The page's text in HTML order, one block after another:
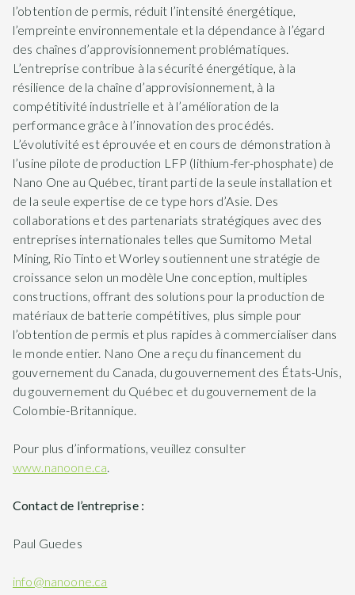
l’obtention de permis, réduit l’intensité énergétique,
l’empreinte environnementale et la dépendance à l’égard
des chaînes d’approvisionnement problématiques.
L’entreprise contribue à la sécurité énergétique, à la
résilience de la chaîne d’approvisionnement, à la
compétitivité industrielle et à l’amélioration de la
performance grâce à l’innovation des procédés.
L’évolutivité est éprouvée et en cours de démonstration à
l’usine pilote de production LFP (lithium-fer-phosphate) de
Nano One au Québec, tirant parti de la seule installation et
de la seule expertise de ce type hors d’Asie. Des
collaborations et des partenariats stratégiques avec des
entreprises internationales telles que Sumitomo Metal
Mining, Rio Tinto et Worley soutiennent une stratégie de
croissance selon un modèle Une conception, multiples
constructions, offrant des solutions pour la production de
matériaux de batterie compétitives, plus simple pour
l’obtention de permis et plus rapides à commercialiser dans
le monde entier. Nano One a reçu du financement du
gouvernement du Canada, du gouvernement des États-Unis,
du gouvernement du Québec et du gouvernement de la
Colombie-Britannique.
Pour plus d’informations, veuillez consulter
www.nanoone.ca.
Contact de l’entreprise :
Paul Guedes
info@nanoone.ca